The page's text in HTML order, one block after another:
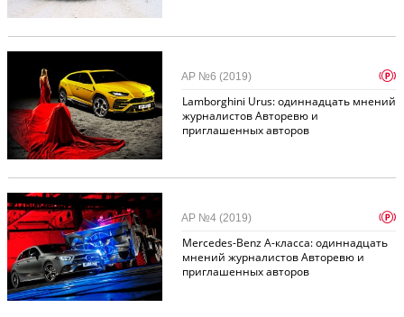
Lamborghini Urus: одиннадцать мнений
журналистов Авторевю и
приглашенных авторов
АР №6 (2019) p
Примеряем на себя 493
Mercedes-Benz A-класса: одиннадцать
мнений журналистов Авторевю и
приглашенных авторов
АР №4 (2019) p